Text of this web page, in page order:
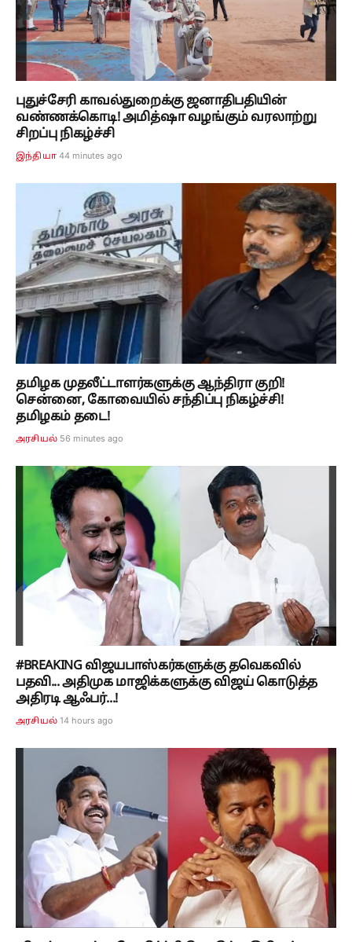
புதுச்சேரி காவல்துறைக்கு ஜனாதிபதியின்
வண்ணக்கொடி! அமித்ஷா வழங்கும் வரலாற்று
சிறப்பு நிகழ்ச்சி
இந்தியா 45 minutes ago
தமிழக முதலீட்டாளர்களுக்கு ஆந்திரா குறி!
சென்னை, கோவையில் சந்திப்பு நிகழ்ச்சி!
தமிழகம் தடை!
அரசியல் 56 minutes ago
#BREAKING விஜயபாஸ்கர்களுக்கு தவெகவில்
பதவி... அதிமுக மாஜிக்களுக்கு விஜய் கொடுத்த
அதிரடி ஆஃபர்...!
அரசியல் 14 hours ago